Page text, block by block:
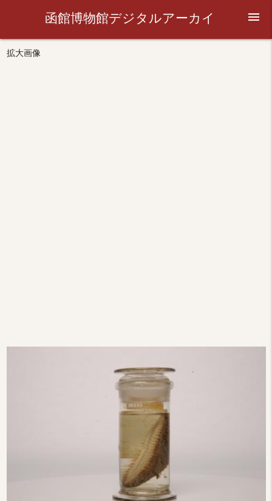
函館博物館デジタルアーカイ
menu
拡大画像